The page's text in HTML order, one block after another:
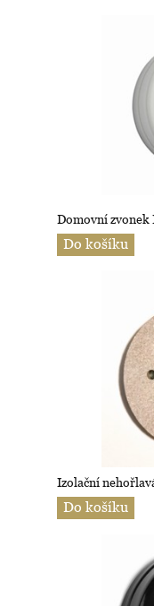
Domovní zvonek
Do košíku
Izolační
Do košíku